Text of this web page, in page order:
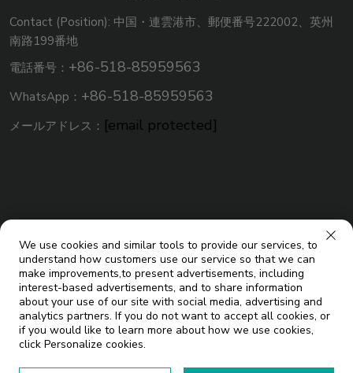
Contact (Position): 中国・連雲港市、郵便番号222002、英州
南路199番地
電話番号： +86-518-85959563
WhatsApp： +86-518-85959563
メールアドレス： [email protected]
著作権 © 江蘇ミコエソーラーエネルギー有限公司。すべての権利
を留保します |
We use cookies and similar tools to provide our services, to
understand how customers use our service so that we can
make improvements,to present advertisements, including
interest-based advertisements, and to share information
about your use of our site with social media, advertising and
analytics partners. If you do not want to accept all cookies, or
if you would like to learn more about how we use cookies,
click Personalize cookies.